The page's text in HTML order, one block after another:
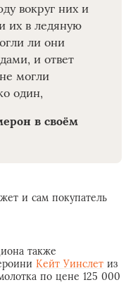
вокруг них и
их в ледяную
ли они
и ответ
могли
один,
в своём
и сам покупатель
также
Кейт Уинслет из
по цене 125 000